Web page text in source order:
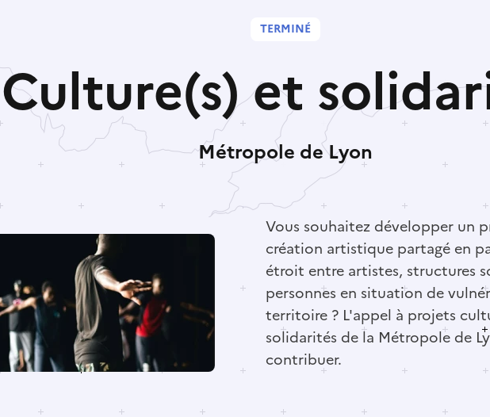
TERMINÉ
Culture(s) et
Métropole de Lyon
Vous souhaitez développer un
création artistique partagé en
étroit entre artistes, structures
personnes en situation de
territoire ? L'appel à projets
solidarités de la Métropole de
contribuer.